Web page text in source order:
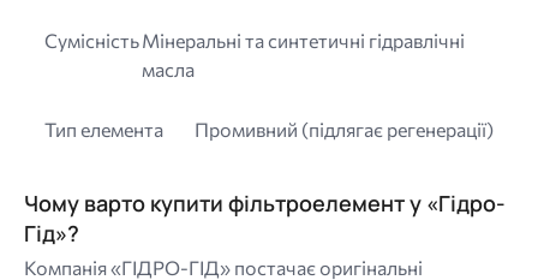
СумісністьМінеральні та синтетичні гідравлічні
масла
Тип елемента Промивний (підлягає регенерації)
Чому варто купити фільтроелемент у «Гідро-
Гід»?
Компанія «ГІДРО-ГІД» постачає оригінальні